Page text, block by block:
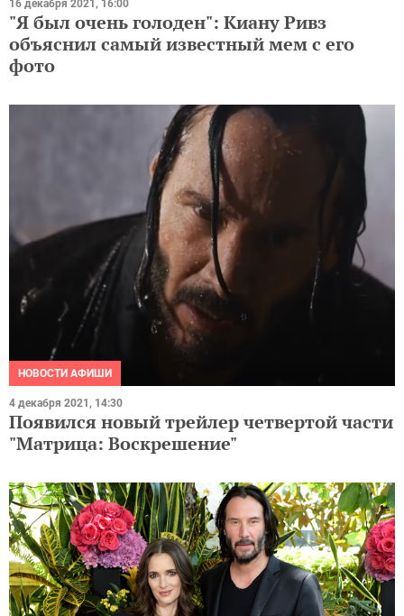
16 декабря 2021, 16:00
"Я был очень голоден": Киану Ривз
объяснил самый известный мем с его
фото
НОВОСТИ АФИШИ
4 декабря 2021, 14:30
Появился новый трейлер четвертой части
"Матрица: Воскрешение"